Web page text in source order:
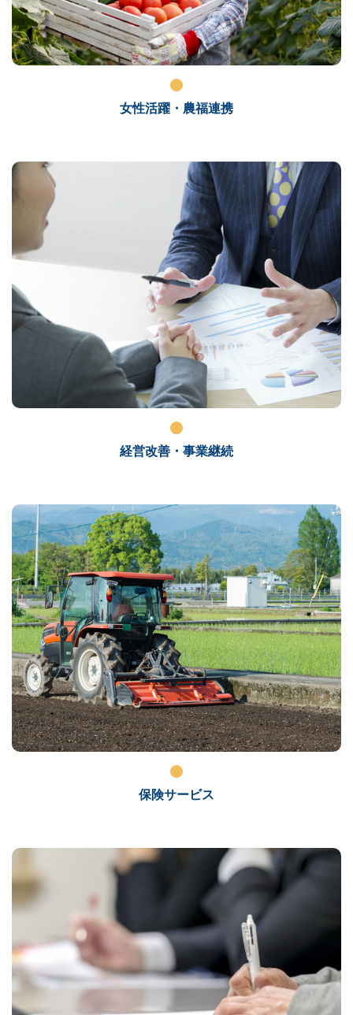
女性活躍・農福連携
経営改善・事業継続
保険サービス